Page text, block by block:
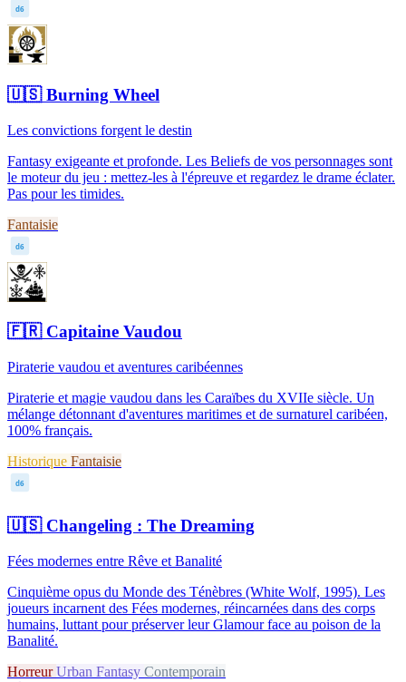
d6
🇺🇸Burning Wheel
Les convictions forgent le destin
Fantasy exigeante et profonde. Les Beliefs de vos personnages sont
le moteur du jeu : mettez-les à l'épreuve et regardez le drame éclater.
Pas pour les timides.
Fantaisie
d6
🇫🇷Capitaine Vaudou
Piraterie vaudou et aventures caribéennes
Piraterie et magie vaudou dans les Caraïbes du XVIIe siècle. Un
mélange détonnant d'aventures maritimes et de surnaturel caribéen,
100% français.
Historique Fantaisie
d6
🇺🇸Changeling : The Dreaming
Fées modernes entre Rêve et Banalité
Cinquième opus du Monde des Ténèbres (White Wolf, 1995). Les
joueurs incarnent des Fées modernes, réincarnées dans des corps
humains, luttant pour préserver leur Glamour face au poison de la
Banalité.
HorreurUrban Fantasy Contemporain